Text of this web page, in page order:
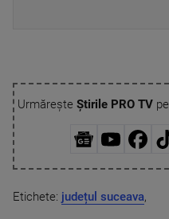
Urmărește Știrile PRO TVpe
Etichete: județul suceava,